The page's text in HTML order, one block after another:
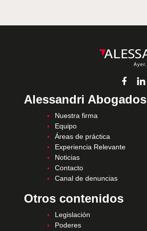
Alessandri Abogados
Nuestra firma
Equipo
Áreas de práctica
Experiencia Relevante
Noticias
Contacto
Canal de denuncias
Otros contenidos
Legislación
Poderes